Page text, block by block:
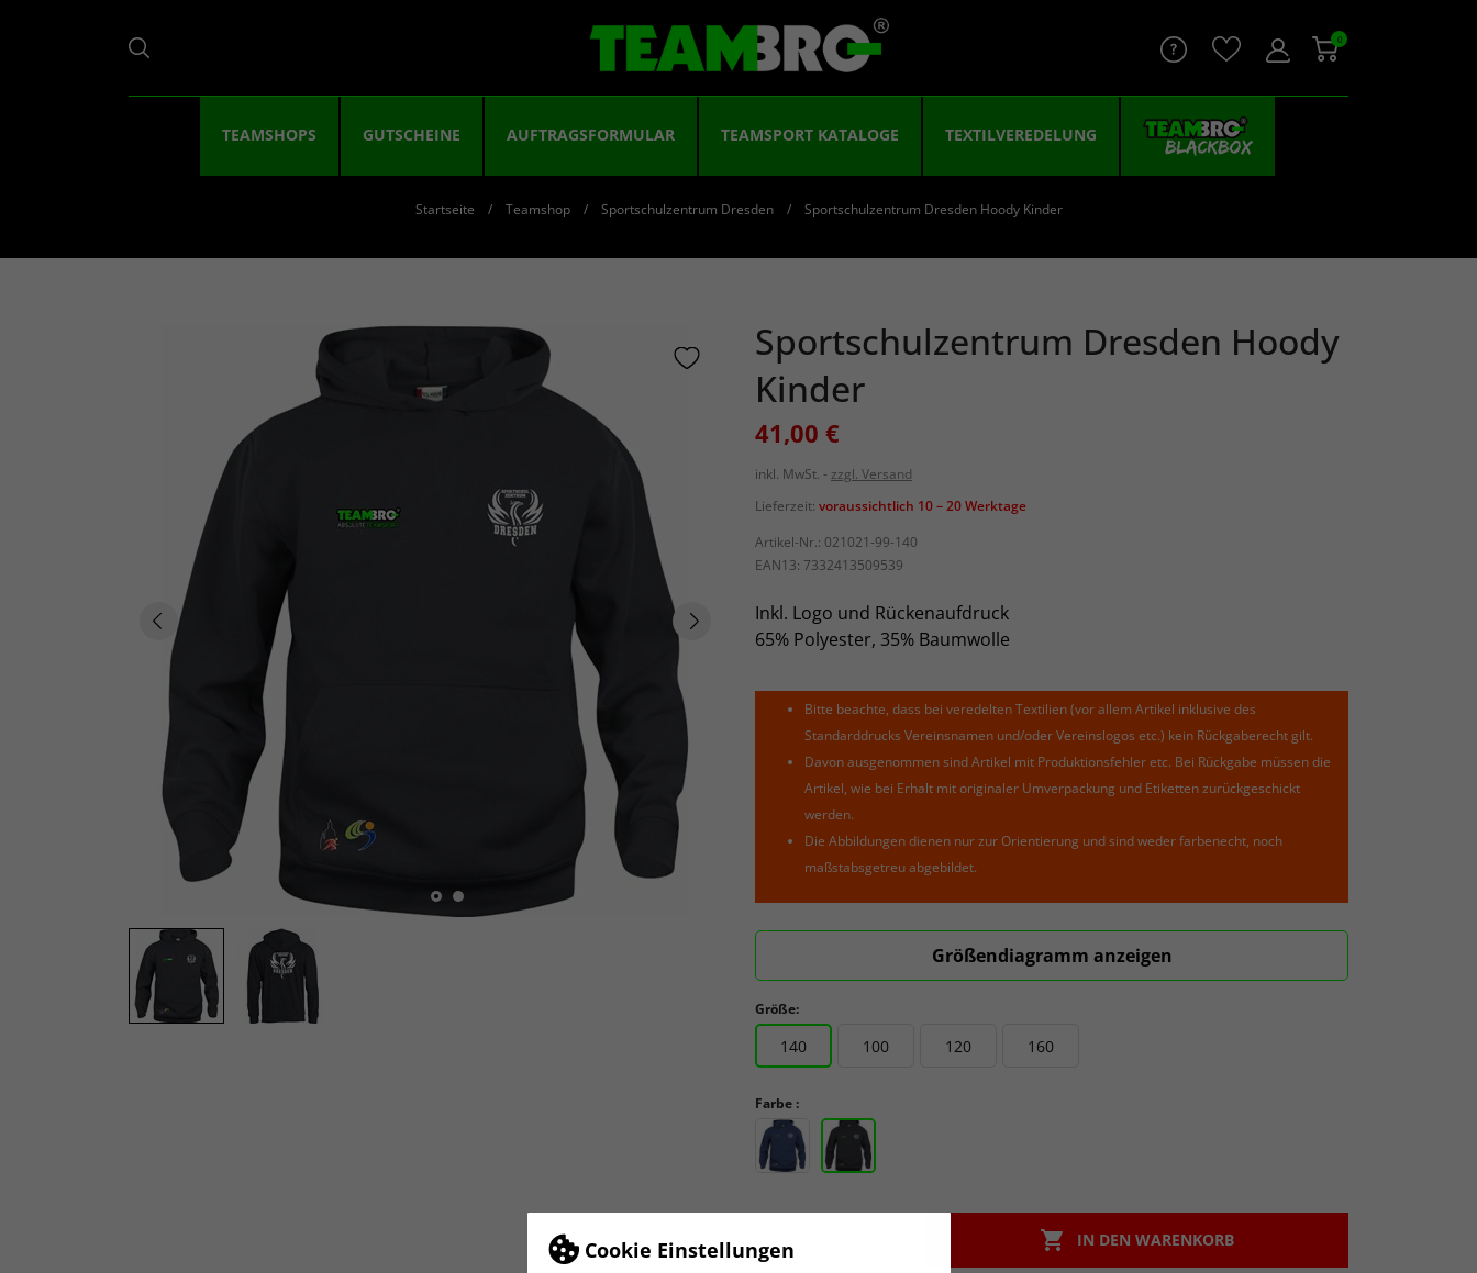
Cookie Einstellungen
0
TEAMSHOPS GUTSCHEINE AUFTRAGSFORMULAR TEAMSPORT KATALOGE TEXTILVEREDELUNG
Startseite Teamshop Sportschulzentrum Dresden Sportschulzentrum Dresden Hoody Kinder
Sportschulzentrum Dresden Hoody
Kinder
41,00 €
inkl. MwSt.
zzgl. Versand
Lieferzeit: voraussichtlich 10 – 20 Werktage
Artikel-Nr.: 021021-99-140
EAN13: 7332413509539
Inkl. Logo und Rückenaufdruck
65% Polyester, 35% Baumwolle
Bitte beachte, dass bei veredelten Textilien (vor allem Artikel inklusive des
Standarddrucks Vereinsnamen und/oder Vereinslogos etc.) kein Rückgaberecht gilt.
Davon ausgenommen sind Artikel mit Produktionsfehler etc. Bei Rückgabe müssen die
Artikel, wie bei Erhalt mit originaler Umverpackung und Etiketten zurückgeschickt
werden.
Die Abbildungen dienen nur zur Orientierung und sind weder farbenecht, noch
maßstabsgetreu abgebildet.
Größendiagramm anzeigen
Größe:
140 100 120 160
Farbe :
 IN DEN WARENKORB